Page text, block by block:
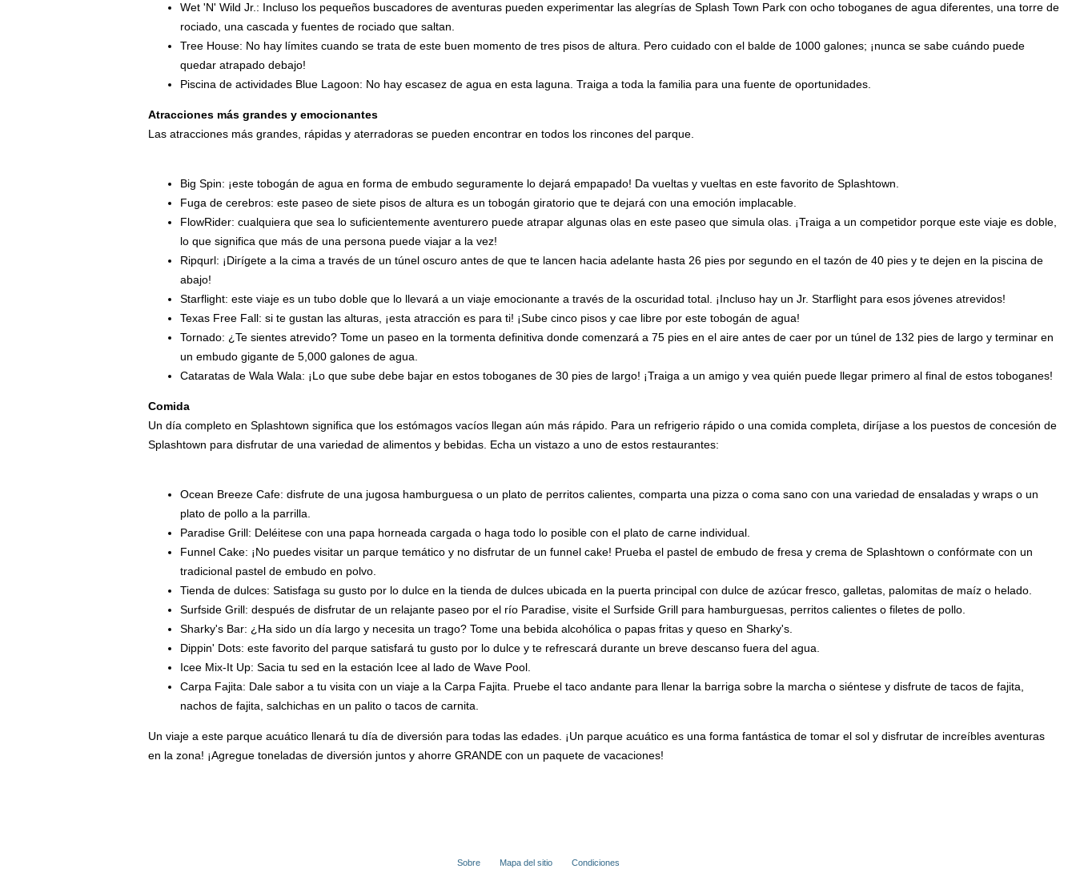
Wet 'N' Wild Jr.: Incluso los pequeños buscadores de aventuras pueden experimentar las alegrías de Splash Town Park con ocho toboganes de agua diferentes, una torre de
rociado, una cascada y fuentes de rociado que saltan.
Tree House: No hay límites cuando se trata de este buen momento de tres pisos de altura. Pero cuidado con el balde de 1000 galones; ¡nunca se sabe cuándo puede
quedar atrapado debajo!
Piscina de actividades Blue Lagoon: No hay escasez de agua en esta laguna. Traiga a toda la familia para una fuente de oportunidades.
Atracciones más grandes y emocionantes
Las atracciones más grandes, rápidas y aterradoras se pueden encontrar en todos los rincones del parque.
Big Spin: ¡este tobogán de agua en forma de embudo seguramente lo dejará empapado! Da vueltas y vueltas en este favorito de Splashtown.
Fuga de cerebros: este paseo de siete pisos de altura es un tobogán giratorio que te dejará con una emoción implacable.
FlowRider: cualquiera que sea lo suficientemente aventurero puede atrapar algunas olas en este paseo que simula olas. ¡Traiga a un competidor porque este viaje es doble,
lo que significa que más de una persona puede viajar a la vez!
Ripqurl: ¡Dirígete a la cima a través de un túnel oscuro antes de que te lancen hacia adelante hasta 26 pies por segundo en el tazón de 40 pies y te dejen en la piscina de
abajo!
Starflight: este viaje es un tubo doble que lo llevará a un viaje emocionante a través de la oscuridad total. ¡Incluso hay un Jr. Starflight para esos jóvenes atrevidos!
Texas Free Fall: si te gustan las alturas, ¡esta atracción es para ti! ¡Sube cinco pisos y cae libre por este tobogán de agua!
Tornado: ¿Te sientes atrevido? Tome un paseo en la tormenta definitiva donde comenzará a 75 pies en el aire antes de caer por un túnel de 132 pies de largo y terminar en
un embudo gigante de 5,000 galones de agua.
Cataratas de Wala Wala: ¡Lo que sube debe bajar en estos toboganes de 30 pies de largo! ¡Traiga a un amigo y vea quién puede llegar primero al final de estos toboganes!
Comida
Un día completo en Splashtown significa que los estómagos vacíos llegan aún más rápido. Para un refrigerio rápido o una comida completa, diríjase a los puestos de concesión de
Splashtown para disfrutar de una variedad de alimentos y bebidas. Echa un vistazo a uno de estos restaurantes:
Ocean Breeze Cafe: disfrute de una jugosa hamburguesa o un plato de perritos calientes, comparta una pizza o coma sano con una variedad de ensaladas y wraps o un
plato de pollo a la parrilla.
Paradise Grill: Deléitese con una papa horneada cargada o haga todo lo posible con el plato de carne individual.
Funnel Cake: ¡No puedes visitar un parque temático y no disfrutar de un funnel cake! Prueba el pastel de embudo de fresa y crema de Splashtown o confórmate con un
tradicional pastel de embudo en polvo.
Tienda de dulces: Satisfaga su gusto por lo dulce en la tienda de dulces ubicada en la puerta principal con dulce de azúcar fresco, galletas, palomitas de maíz o helado.
Surfside Grill: después de disfrutar de un relajante paseo por el río Paradise, visite el Surfside Grill para hamburguesas, perritos calientes o filetes de pollo.
Sharky's Bar: ¿Ha sido un día largo y necesita un trago? Tome una bebida alcohólica o papas fritas y queso en Sharky's.
Dippin' Dots: este favorito del parque satisfará tu gusto por lo dulce y te refrescará durante un breve descanso fuera del agua.
Icee Mix-It Up: Sacia tu sed en la estación Icee al lado de Wave Pool.
Carpa Fajita: Dale sabor a tu visita con un viaje a la Carpa Fajita. Pruebe el taco andante para llenar la barriga sobre la marcha o siéntese y disfrute de tacos de fajita,
nachos de fajita, salchichas en un palito o tacos de carnita.
Un viaje a este parque acuático llenará tu día de diversión para todas las edades. ¡Un parque acuático es una forma fantástica de tomar el sol y disfrutar de increíbles aventuras
en la zona! ¡Agregue toneladas de diversión juntos y ahorre GRANDE con un paquete de vacaciones!
Sobre Mapa del sitio Condiciones